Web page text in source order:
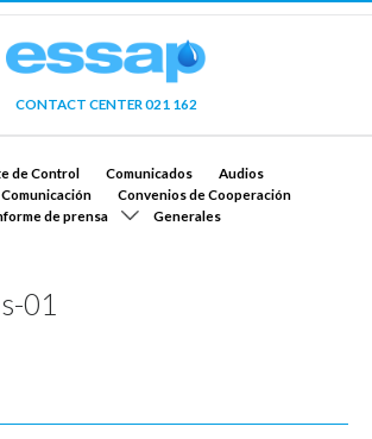
CONTACT CENTER 021 162
de Control Comunicados
Audios
Convenios de Cooperación
de prensa
Generales
01